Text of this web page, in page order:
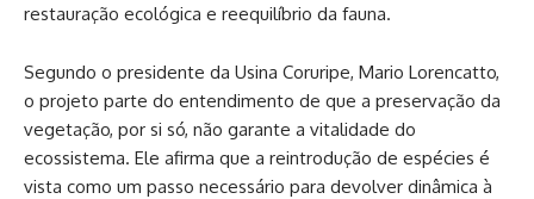
restauração ecológica e reequilíbrio da fauna.
Segundo o presidente da Usina Coruripe, Mario Lorencatto,
o projeto parte do entendimento de que a preservação da
vegetação, por si só, não garante a vitalidade do
ecossistema. Ele afirma que a reintrodução de espécies é
vista como um passo necessário para devolver dinâmica à